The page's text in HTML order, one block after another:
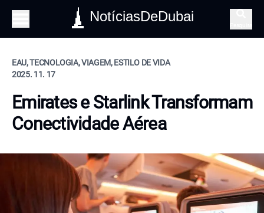
NotíciasDeDubai
EAU, TECNOLOGIA, VIAGEM, ESTILO DE VIDA
2025. 11. 17
Emirates e Starlink Transformam
Conectividade Aérea